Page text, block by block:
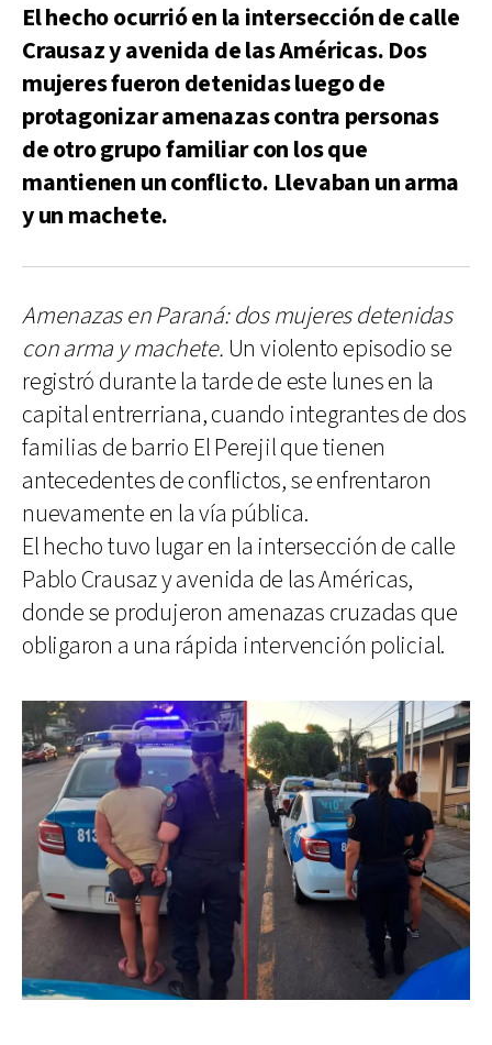
El hecho ocurrió en la intersección de calle
Crausaz y avenida de las Américas. Dos
mujeres fueron detenidas luego de
protagonizar amenazas contra personas
de otro grupo familiar con los que
mantienen un conflicto. Llevaban un arma
y un machete.
Amenazas en Paraná: dos mujeres detenidas
con arma y machete. Un violento episodio se
registró durante la tarde de este lunes en la
capital entrerriana, cuando integrantes de dos
familias de barrio El Perejil que tienen
antecedentes de conflictos, se enfrentaron
nuevamente en la vía pública.
El hecho tuvo lugar en la intersección de calle
Pablo Crausaz y avenida de las Américas,
donde se produjeron amenazas cruzadas que
obligaron a una rápida intervención policial.